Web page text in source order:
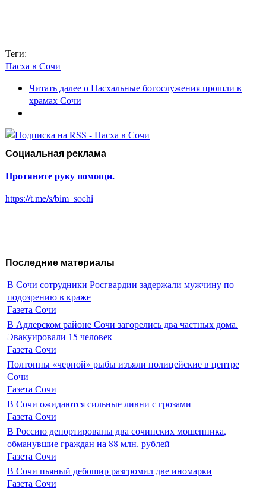
Теги:
Пасха в Сочи
Читать далеео Пасхальные богослужения прошли в
храмах Сочи
Социальная реклама
Протяните руку помощи.
https://t.me/s/bim_sochi
Последние материалы
В Сочи сотрудники Росгвардии задержали мужчину по
подозрению в краже
Газета Сочи
В Адлерском районе Сочи загорелись два частных дома.
Эвакуировали 15 человек
Газета Сочи
Полтонны «черной» рыбы изъяли полицейские в центре
Сочи
Газета Сочи
В Сочи ожидаются сильные ливни с грозами
Газета Сочи
В Россию депортированы два сочинских мошенника,
обманувшие граждан на 88 млн. рублей
Газета Сочи
В Сочи пьяный дебошир разгромил две иномарки
Газета Сочи